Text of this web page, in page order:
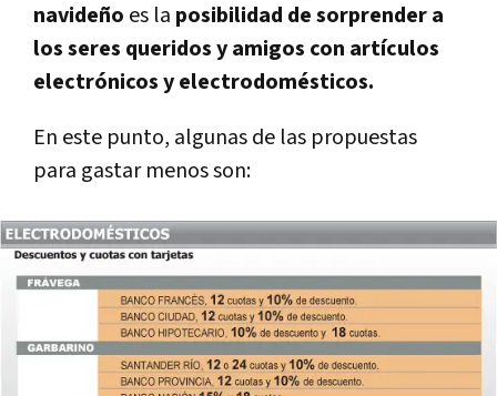
navideño es la posibilidad de sorprender a
los seres queridos y amigos con artículos
electrónicos y electrodomésticos.
En este punto, algunas de las propuestas
para gastar menos son: